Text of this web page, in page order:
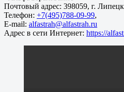
Почтовый адрес: 398059, г.
Телефон: +7(495)788-09-99,
E-mail: alfastrah@alfastrah.ru
Адрес в сети Интернет: https://